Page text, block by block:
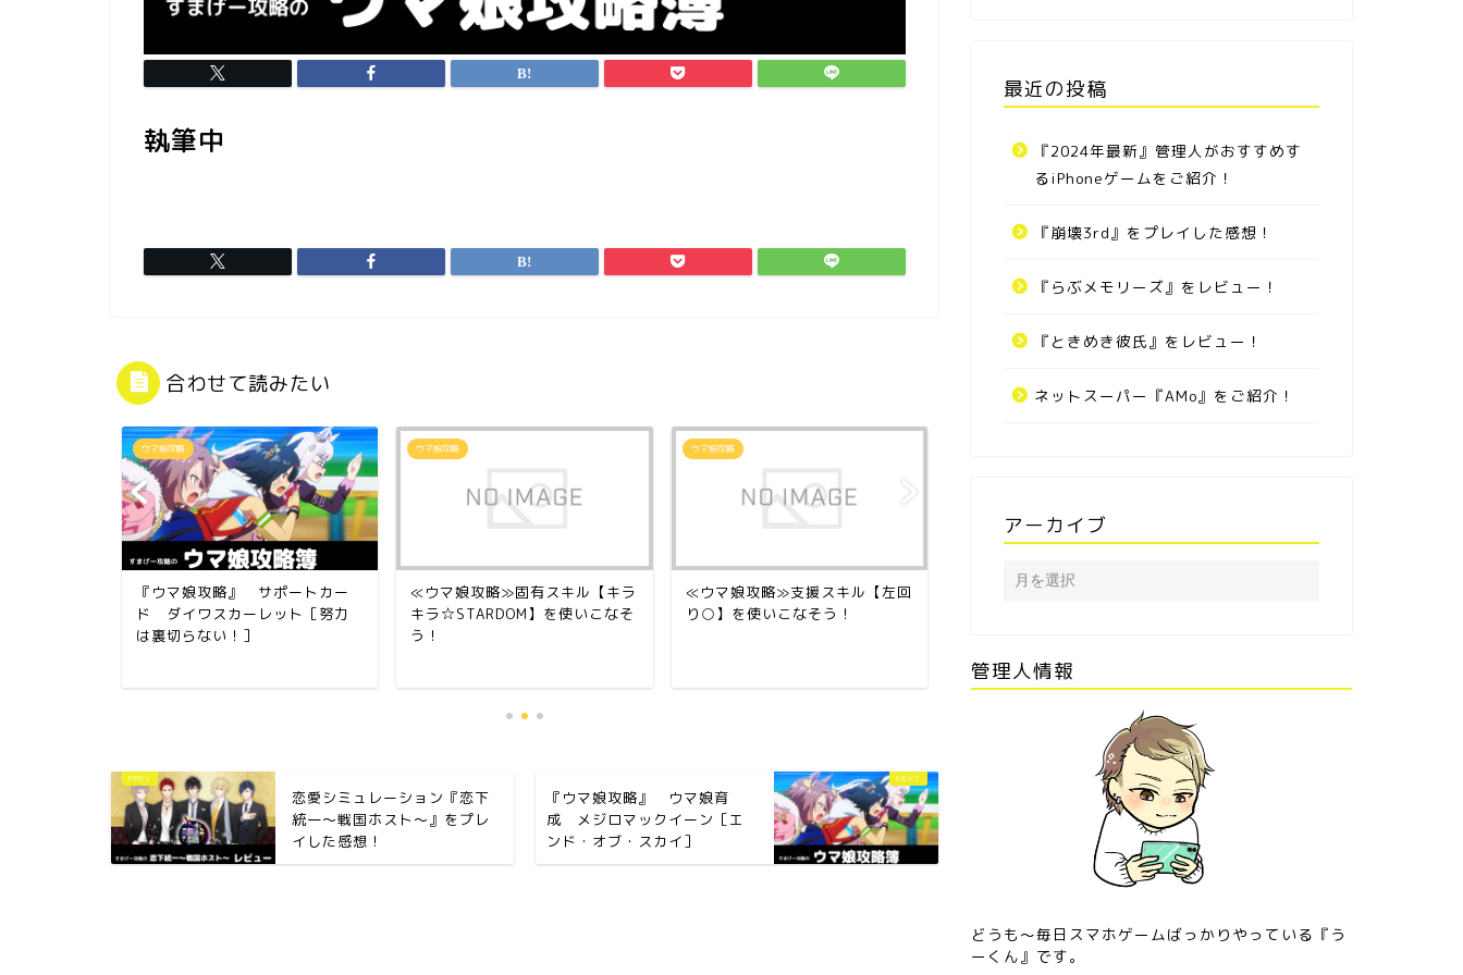
執筆中
合わせて読みたい
ウマ娘攻略
『ウマ娘攻略』 サポートカー
ド ダイワスカーレット［努力
は裏切らない！］
ウマ娘攻略
≪ウマ娘攻略≫固有スキル【キラ
キラ☆STARDOM】を使いこなそ
う！
ウマ娘攻略
≪ウマ娘攻略≫支援スキル【左回
り○】を使いこなそう！
『ウマ娘攻略』 サポートカー
恋愛シミュレーション『恋下
統一～戦国ホスト〜』をプレ
イした感想！
『ウマ娘攻略』 ウマ娘育
成 メジロマックイーン［エ
ンド・オブ・スカイ］
最近の投稿
『2024年最新』管理人がおすすめす
るiPhoneゲームをご紹介！
『崩壊3rd』をプレイした感想！
『らぶメモリーズ』をレビュー！
『ときめき彼氏』をレビュー！
ネットスーパー『AMo』をご紹介！
アーカイブ
管理人情報
どうも〜毎日スマホゲームばっかりやっている『う
ーくん』です。